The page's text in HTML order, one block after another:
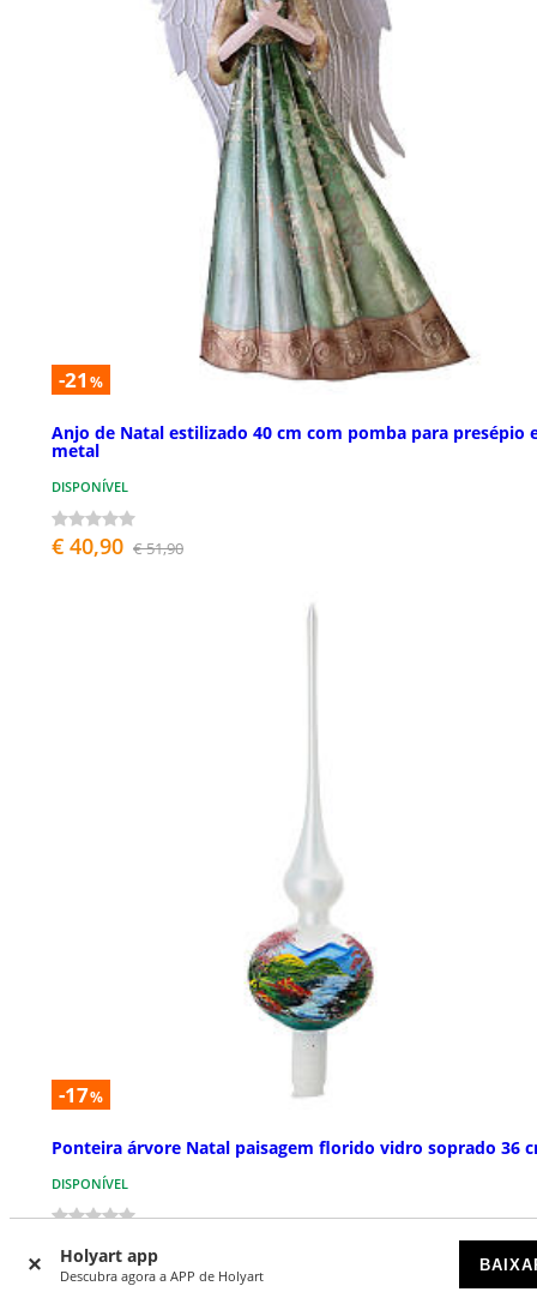
Holyart app
Descubra agora a APP de Holyart
-21 %
Anjo de Natal estilizado 40 cm com pomba para presépio
metal
DISPONÍVEL
€ 40,90 € 51,90
-17%
Ponteira árvore Natal paisagem florido vidro soprado 36
DISPONÍVEL
€ 29,90